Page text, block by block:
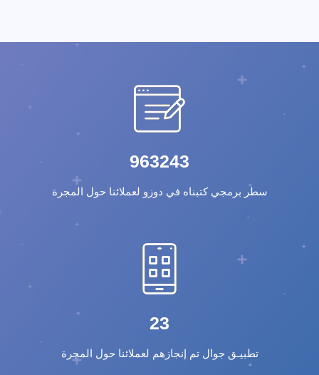
963243
سطر برمجي كتبناه في دوزو لعملائنا حول المجرة
23
تطبيـق جوال تم إنجازهم لعملائنا حول المجرة